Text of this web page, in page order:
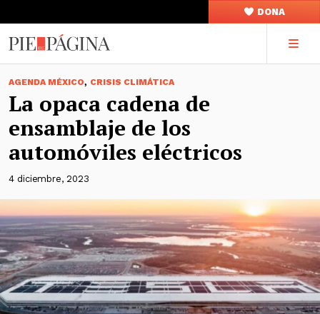
DONA
AGENDA MÉXICO, CRISIS CLIMÁTICA
La opaca cadena de
ensamblaje de los
automóviles eléctricos
4 diciembre, 2023